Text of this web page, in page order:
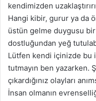
kendimizden
Hangi kibir, gurur ya da
üstün gelme duygusu
dostluğundan yeğ
Lütfen kendi içinizde bu
tutmayın ben yazarken.
çıkardığınız olayları
İnsan olmanın